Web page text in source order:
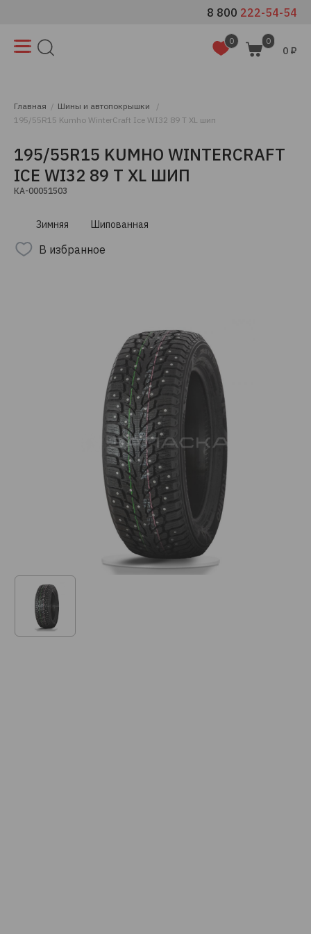
8 800 222-54-54
0 0
0 ₽
Главная
Шины и автопокрышки
195/55R15 Kumho WinterCraft Ice WI32 89 T XL шип
195/55R15 KUMHO WINTERCRAFT
ICE WI32 89 T XL ШИП
КА-00051503
Зимняя Шипованная
В избранное